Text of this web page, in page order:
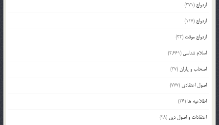
ازدواج (371)
ازدواج (117)
ازدواج موقت (32)
اسلام شناسی (2,661)
اصحاب و یاران(37)
اصول اعتقادی (777)
اطلاعیه ها (26)
اعتقادات و اصول دین (28)